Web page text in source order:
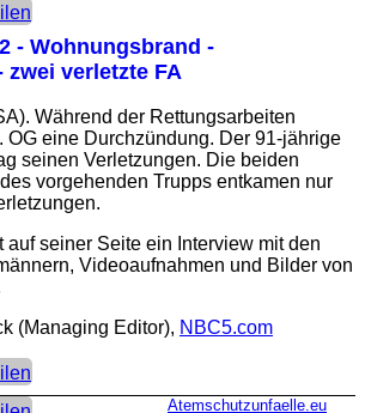
- Wohnungsbrand -
verletzte FA
Während der Rettungsarbeiten
OG eine Durchzündung. Der 91-jährige
seinen Verletzungen. Die beiden
vorgehenden Trupps entkamen nur
auf seiner Seite ein Interview mit den
Videoaufnahmen und Bilder von
(Managing Editor), NBC5.com
Atemschutzunfaelle.eu